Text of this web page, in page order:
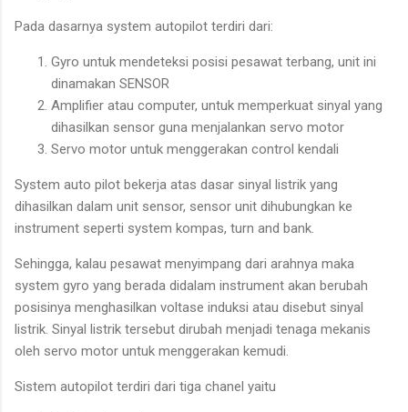
Pada dasarnya system autopilot terdiri dari:
Gyro untuk mendeteksi posisi pesawat terbang, unit ini
dinamakan SENSOR
Amplifier atau computer, untuk memperkuat sinyal yang
dihasilkan sensor guna menjalankan servo motor
Servo motor untuk menggerakan control kendali
System auto pilot bekerja atas dasar sinyal listrik yang
dihasilkan dalam unit sensor, sensor unit dihubungkan ke
instrument seperti system kompas, turn and bank.
Sehingga, kalau pesawat menyimpang dari arahnya maka
system gyro yang berada didalam instrument akan berubah
posisinya menghasilkan voltase induksi atau disebut sinyal
listrik. Sinyal listrik tersebut dirubah menjadi tenaga mekanis
oleh servo motor untuk menggerakan kemudi.
Sistem autopilot terdiri dari tiga chanel yaitu